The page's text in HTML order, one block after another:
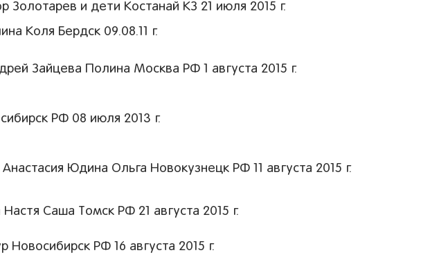
Золотарев и дети Костанай КЗ 21 июля 2015 г.
Коля Бердск 09.08.11 г.
Зайцева Полина Москва РФ 1 августа 2015 г.
РФ 08 июля 2013 г.
Юдина Ольга Новокузнецк РФ 11 августа 2015 г.
Саша Томск РФ 21 августа 2015 г.
Новосибирск РФ 16 августа 2015 г.